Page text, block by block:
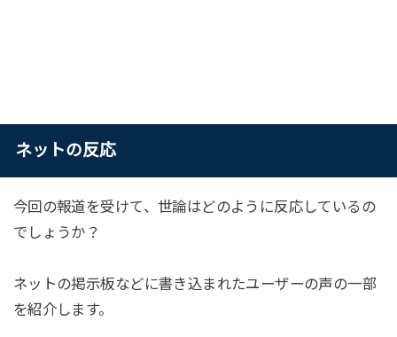
ネットの反応
今回の報道を受けて、世論はどのように反応しているの
でしょうか？
ネットの掲示板などに書き込まれたユーザーの声の一部
を紹介します。